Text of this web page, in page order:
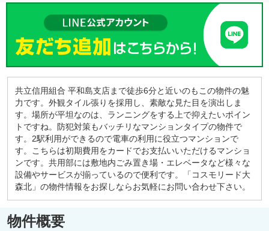
共立信用組合 平和島支店まで徒歩6分と近いのもこの物件の魅
力です。外観タイル張りを採用し、素敵な見た目を演出しま
す。場所が平坦なのは、ランニングをする上で抑えたいポイン
トですね。防犯対策もバッチリなマンションタイプの物件で
す。2駅利用ができるので電車の利用に役立つマンションで
す。こちらは初期費用をカードでお支払いいただけるマンショ
ンです。共用部には敷地内ごみ置き場・エレベータなど様々な
設備やサービスが揃っているので便利です。「コスモリード大
森北」の物件情報をお探しならお気軽にお問い合わせ下さい。
物件概要